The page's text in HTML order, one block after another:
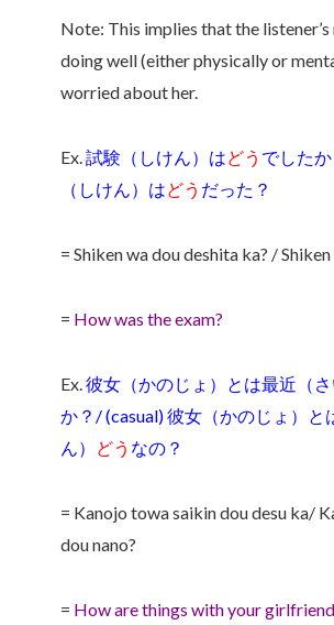
Note: This implies that the
doing well (either physically or
worried about her.
Ex. 試験（しけん）はどう でしたか
（しけん）はどう だった？
= Shiken wa dou deshita ka? /
= How was the exam?
Ex. 彼女（かのじょ）とは最近（さ
か？/ (casual) 彼女（かのじょ）と
ん）
どう なの？
= Kanojo towa saikin dou desu ka/
dou nano?
= How are things with your